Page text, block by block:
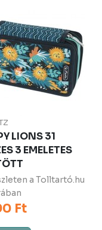
LIONS 31
3 EMELETES
a Tolltartó.hu
Ft